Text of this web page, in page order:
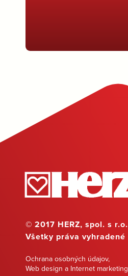
© 2017 HERZ, spol. s r.o.
Všetky práva vyhradené
Ochrana osobných údajov,
Web design a Internet marketing